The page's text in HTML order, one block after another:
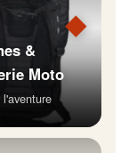
◆
&
Moto